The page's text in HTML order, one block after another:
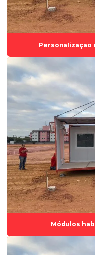
Fábrica de módulos
Fábrica de tiny houses
Fabricação de container
Fornecedor de módulos
Indústria de containers
Locação de container
Locação de container para
Locação de container para
Locação de container
Locação de container
Locação de container preço
Locação de container stand
Locação de container
Personalização
Módulos